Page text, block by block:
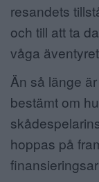
resandets
och till att ta
våga
Än så länge
bestämt om
hoppas på